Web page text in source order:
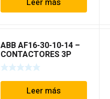
Leer más
ABB AF16-30-10-14 –
CONTACTORES 3P
TIPO AF
Leer más